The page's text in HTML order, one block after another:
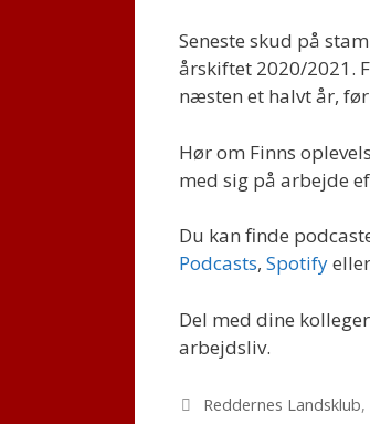
Seneste skud på
årskiftet 2020/2021.
næsten et halvt år,
Hør om Finns
med sig på arbejde
Du kan finde
Podcasts, Spotifyeller
Del med dine
arbejdsliv.
Kategorier
Reddernes Landsklub,